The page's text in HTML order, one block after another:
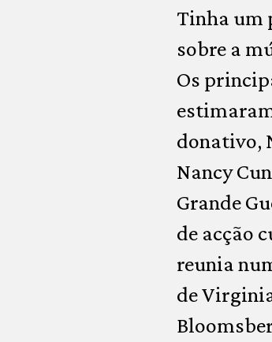
Tinha um
sobre a
Os
donativo,
Nancy
Grande
de acção
reunia
de